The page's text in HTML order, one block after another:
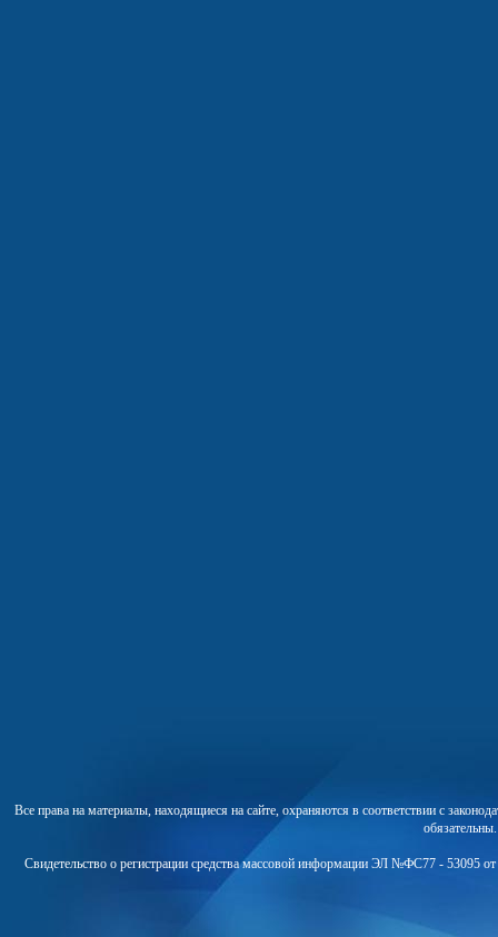
Все права на материалы, находящиеся на сайте, охраняются в соответствии с
Свидетельство о регистрации средства массовой информации ЭЛ №ФС77 - 53095